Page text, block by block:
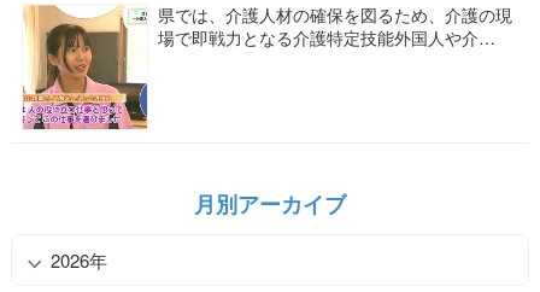
県では、介護人材の確保を図るため、介護の現
場で即戦力となる介護特定技能外国人や介…
月別アーカイブ
2026年